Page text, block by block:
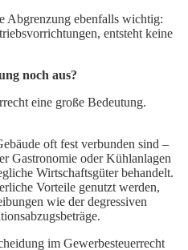
Abgrenzung ebenfalls wichtig:
entsteht keine
noch aus?
eine große Bedeutung.
oft fest verbunden sind –
Gastronomie oder Kühlanlagen
Wirtschaftsgüter behandelt.
Vorteile genutzt werden,
wie der degressiven
im Gewerbesteuerrecht